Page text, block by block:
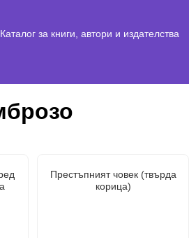
Каталог за книги, автори и издателства
Престъпният човек (твърда
корица)